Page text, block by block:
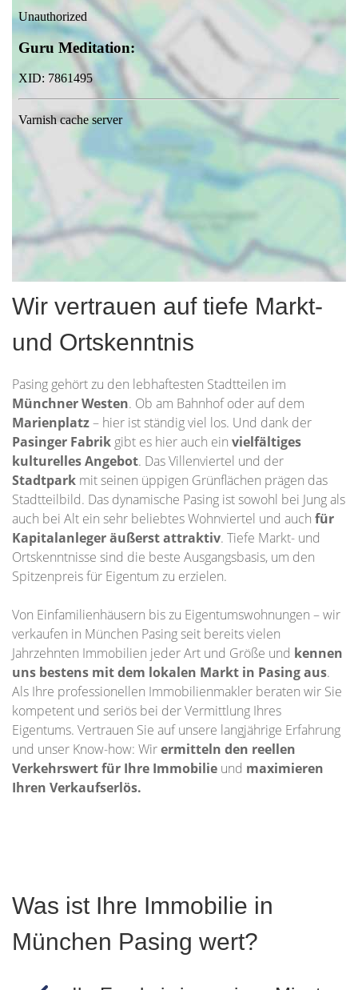
Wir vertrauen auf tiefe Markt-
und Ortskenntnis
Pasing gehört zu den lebhaftesten Stadtteilen im
Münchner Westen. Ob am Bahnhof oder auf dem
Marienplatz– hier ist ständig viel los. Und dank der
Pasinger Fabrik gibt es hier auch ein vielfältiges
kulturelles Angebot. Das Villenviertel und der
Stadtpark mit seinen üppigen Grünflächen prägen das
Stadtteilbild. Das dynamische Pasing ist sowohl bei Jung als
auch bei Alt ein sehr beliebtes Wohnviertel und auch für
Kapitalanleger äußerst attraktiv. Tiefe Markt- und
Ortskenntnisse sind die beste Ausgangsbasis, um den
Spitzenpreis für Eigentum zu erzielen.
Von Einfamilienhäusern bis zu Eigentumswohnungen – wir
verkaufen in München Pasing seit bereits vielen
Jahrzehnten Immobilien jeder Art und Größe und kennen
uns bestens mit dem lokalen Markt in Pasing aus.
Als Ihre professionellen Immobilienmakler beraten wir Sie
kompetent und seriös bei der Vermittlung Ihres
Eigentums. Vertrauen Sie auf unsere langjährige Erfahrung
und unser Know-how: Wirermitteln den reellen
Verkehrswert für Ihre Immobilie und maximieren
Ihren Verkaufserlös.
Was ist Ihre Immobilie in
München Pasing wert?